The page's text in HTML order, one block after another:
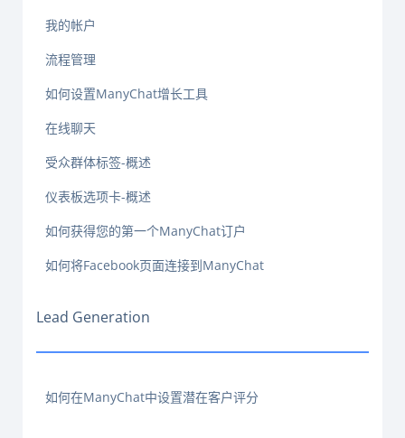
我的帐户
流程管理
如何设置ManyChat增长工具
在线聊天
受众群体标签-概述
仪表板选项卡-概述
如何获得您的第一个ManyChat订户
如何将Facebook页面连接到ManyChat
Lead Generation
如何在ManyChat中设置潜在客户评分